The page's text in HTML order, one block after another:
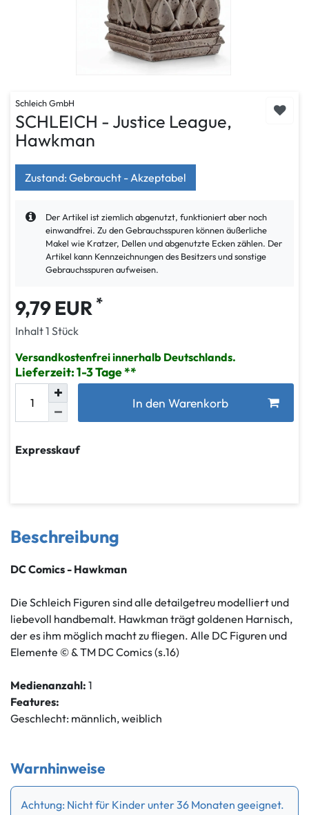
Schleich GmbH
SCHLEICH - Justice League,
Hawkman
Zustand: Gebraucht - Akzeptabel
Der Artikel ist ziemlich abgenutzt, funktioniert aber noch
einwandfrei. Zu den Gebrauchsspuren können äußerliche
Makel wie Kratzer, Dellen und abgenutzte Ecken zählen. Der
Artikel kann Kennzeichnungen des Besitzers und sonstige
Gebrauchsspuren aufweisen.
9,79 EUR *
Inhalt1 Stück
Versandkostenfrei innerhalb Deutschlands.
Lieferzeit: 1-3 Tage
In den Warenkorb
Expresskauf
Beschreibung
DC Comics - Hawkman
Die Schleich Figuren sind alle detailgetreu modelliert und
liebevoll handbemalt. Hawkman trägt goldenen Harnisch,
der es ihm möglich macht zu fliegen. Alle DC Figuren und
Elemente © & TM DC Comics (s.16)
Medienanzahl: 1
Features:
Geschlecht: männlich, weiblich
Warnhinweise
Achtung: Nicht für Kinder unter 36 Monaten geeignet.